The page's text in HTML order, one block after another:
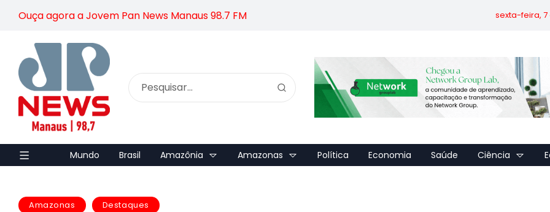
Ouça agora a Jovem Pan News Manaus 98.7 FM sexta-feira, 7
Mundo Brasil Amazônia Amazonas Política Economia Saúde Ciência
Amazonas Destaques